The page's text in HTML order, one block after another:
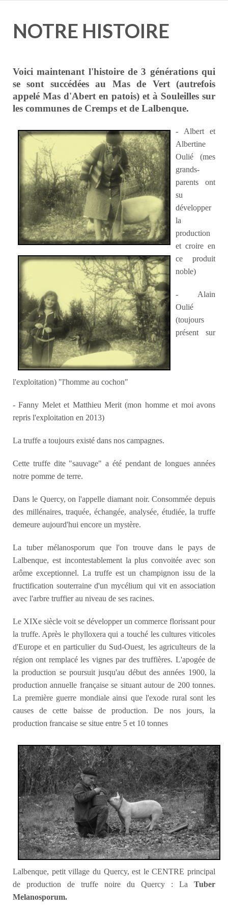
NOTRE HISTOIRE
Voici maintenant l'histoire de 3 générations qui
se sont succédées au Mas de Vert (autrefois
appelé Mas d'Abert en patois) et à Souleilles sur
les communes de Cremps et de Lalbenque.
- Albert et
Albertine
Oulié (mes
grands-
parents ont
su
développer
la
production
et croire en
ce produit
noble)
- Alain
Oulié
(toujours
présent sur
l'exploitation) "l'homme au cochon"
- Fanny Melet et Matthieu Merit (mon homme et moi avons
repris l'exploitation en 2013)
La truffe a toujours existé dans nos campagnes.
Cette truffe dite "sauvage" a été pendant de longues années
notre pomme de terre.
Dans le Quercy, on l'appelle diamant noir. Consommée depuis
des millénaires, traquée, échangée, analysée, étudiée, la truffe
demeure aujourd'hui encore un mystère.
La tuber mélanosporum que l'on trouve dans le pays de
Lalbenque, est incontestablement la plus convoitée avec son
arôme exceptionnel. La truffe est un champignon issu de la
fructification souterraine d'un mycélium qui vit en association
avec l'arbre truffier au niveau de ses racines.
Le XIXe siècle voit se développer un commerce florissant pour
la truffe. Après le phylloxera qui a touché les cultures viticoles
d'Europe et en particulier du Sud-Ouest, les agriculteurs de la
région ont remplacé les vignes par des truffières. L'apogée de
la production se poursuit jusqu'au début des années 1900, la
production annuelle française se situant autour de 200 tonnes.
La première guerre mondiale ainsi que l'exode rural sont les
causes de cette baisse de production. De nos jours, la
production francaise se situe entre 5 et 10 tonnes
Lalbenque, petit village du Quercy, est le CENTRE principal
de production de truffe noire du Quercy : La Tuber
Melanosporum.